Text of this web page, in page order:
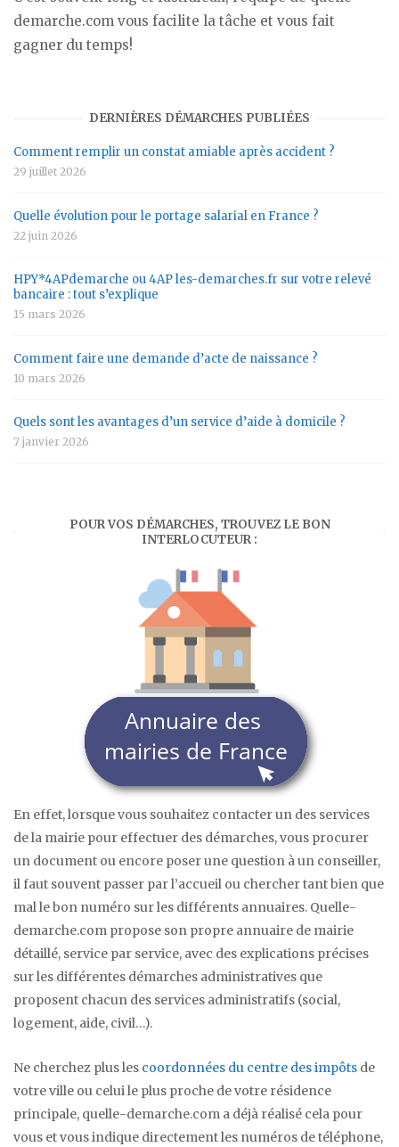
demarche.com vous facilite la tâche et vous fait
gagner du temps!
DERNIÈRES DÉMARCHES PUBLIÉES
Comment remplir un constat amiable après accident ?
29 juillet 2026
Quelle évolution pour le portage salarial en France ?
22 juin 2026
HPY*4APdemarche ou 4AP les-demarches.fr sur votre relevé
bancaire : tout s’explique
15 mars 2026
Comment faire une demande d’acte de naissance ?
10 mars 2026
Quels sont les avantages d’un service d’aide à domicile ?
7 janvier 2026
POUR VOS DÉMARCHES, TROUVEZ LE BON
INTERLOCUTEUR :
En effet, lorsque vous souhaitez contacter un des services
de la mairie pour effectuer des démarches, vous procurer
un document ou encore poser une question à un conseiller,
il faut souvent passer par l’accueil ou chercher tant bien que
mal le bon numéro sur les différents annuaires. Quelle-
demarche.com propose son propre annuaire de mairie
détaillé, service par service, avec des explications précises
sur les différentes démarches administratives que
proposent chacun des services administratifs (social,
logement, aide, civil…).
Ne cherchez plus les coordonnées du centre des impôts de
votre ville ou celui le plus proche de votre résidence
principale, quelle-demarche.com a déjà réalisé cela pour
vous et vous indique directement les numéros de téléphone,